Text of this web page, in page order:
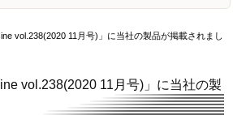
vol.238(2020 11月号)」に当社の製品が掲載されまし
vol.238(2020 11月号)」に当社の製